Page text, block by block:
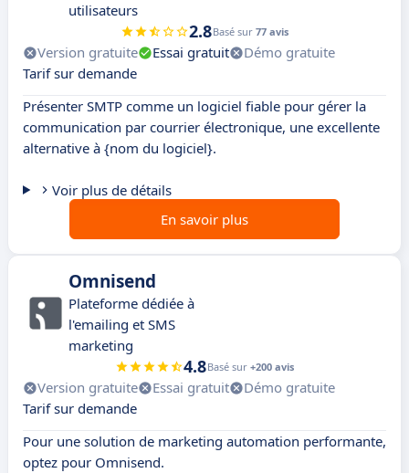
utilisateurs
2.8Basé sur 77 avis
Version gratuite Essai gratuit
Démo gratuite
Tarif sur demande
Présenter SMTP comme un logiciel fiable pour gérer la
communication par courrier électronique, une excellente
alternative à {nom du logiciel}.
Voir plus de détails
En savoir plus
Omnisend
Plateforme dédiée à
l'emailing et SMS
marketing
4.8Basé sur +200 avis
Version gratuite Essai gratuit
Démo gratuite
Tarif sur demande
Pour une solution de marketing automation performante,
optez pour Omnisend.